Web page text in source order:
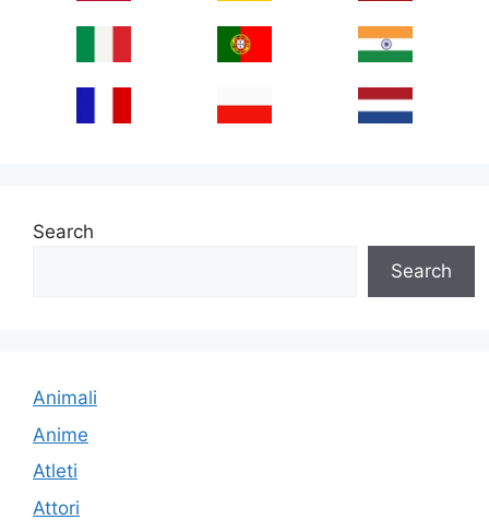
Search
Search
Animali
Anime
Atleti
Attori